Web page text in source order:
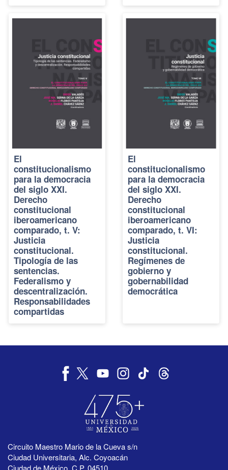
El
constitucionalismo
para la democracia
del siglo XXI.
Derecho
constitucional
iberoamericano
comparado, t. V:
Justicia
constitucional.
Tipología de las
sentencias.
Federalismo y
descentralización.
Responsabilidades
compartidas
El
constitucionalismo
para la democracia
del siglo XXI.
Derecho
constitucional
iberoamericano
comparado, t. VI:
Justicia
constitucional.
Regímenes de
gobierno y
gobernabilidad
democrática
Circuito Maestro Mario de la Cueva s/n
Ciudad Universitaria, Alc. Coyoacán
Ciudad de México, C.P. 04510